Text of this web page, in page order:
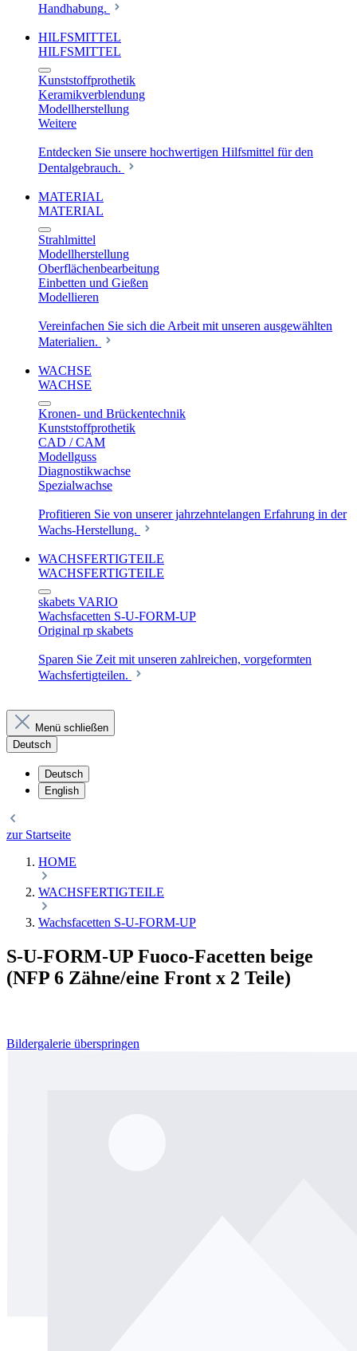
Handhabung.
HILFSMITTEL
HILFSMITTEL
Kunststoffprothetik
Keramikverblendung
Modellherstellung
Weitere
Entdecken Sie unsere hochwertigen Hilfsmittel für den
Dentalgebrauch.
MATERIAL
MATERIAL
Strahlmittel
Modellherstellung
Oberflächenbearbeitung
Einbetten und Gießen
Modellieren
Vereinfachen Sie sich die Arbeit mit unseren ausgewählten
Materialien.
WACHSE
WACHSE
Kronen- und Brückentechnik
Kunststoffprothetik
CAD / CAM
Modellguss
Diagnostikwachse
Spezialwachse
Profitieren Sie von unserer jahrzehntelangen Erfahrung in der
Wachs-Herstellung.
WACHSFERTIGTEILE
WACHSFERTIGTEILE
skabets VARIO
Wachsfacetten S-U-FORM-UP
Original rp skabets
Sparen Sie Zeit mit unseren zahlreichen, vorgeformten
Wachsfertigteilen.
Menü schließen
Deutsch
Deutsch
English
zur Startseite
HOME
WACHSFERTIGTEILE
Wachsfacetten S-U-FORM-UP
S-U-FORM-UP Fuoco-Facetten beige
(NFP 6 Zähne/eine Front x 2 Teile)
Bildergalerie überspringen